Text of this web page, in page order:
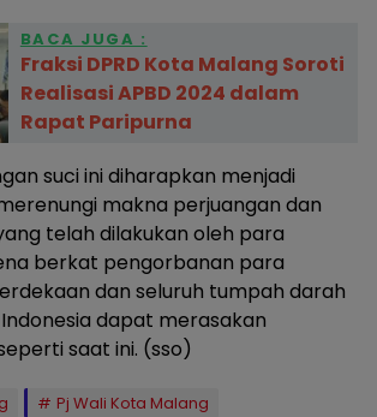
BACA JUGA :
Fraksi DPRD Kota Malang Soroti
Realisasi APBD 2024 dalam
Rapat Paripurna
suci ini diharapkan menjadi
makna perjuangan dan
telah dilakukan oleh para
berkat pengorbanan para
dan seluruh tumpah darah
dapat merasakan
saat ini. (sso)
Pj Wali Kota Malang